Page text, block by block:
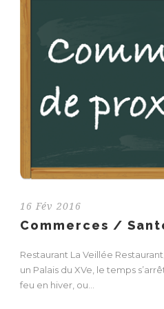
16 Fév 2016
Commerces /
Restaurant La Veillée
un Palais du XVe, le temps
feu en hiver, ou...